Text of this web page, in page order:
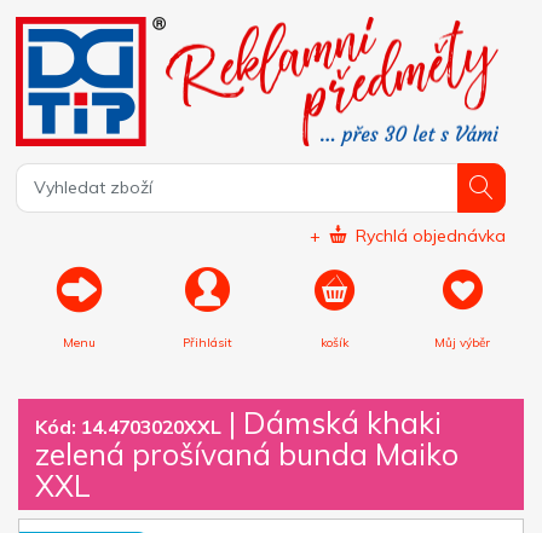
+ Rychlá objednávka
Menu Přihlásit košík Můj výběr
Kód: 14.4703020XXL | Dámská khaki
zelená prošívaná bunda Maiko
XXL